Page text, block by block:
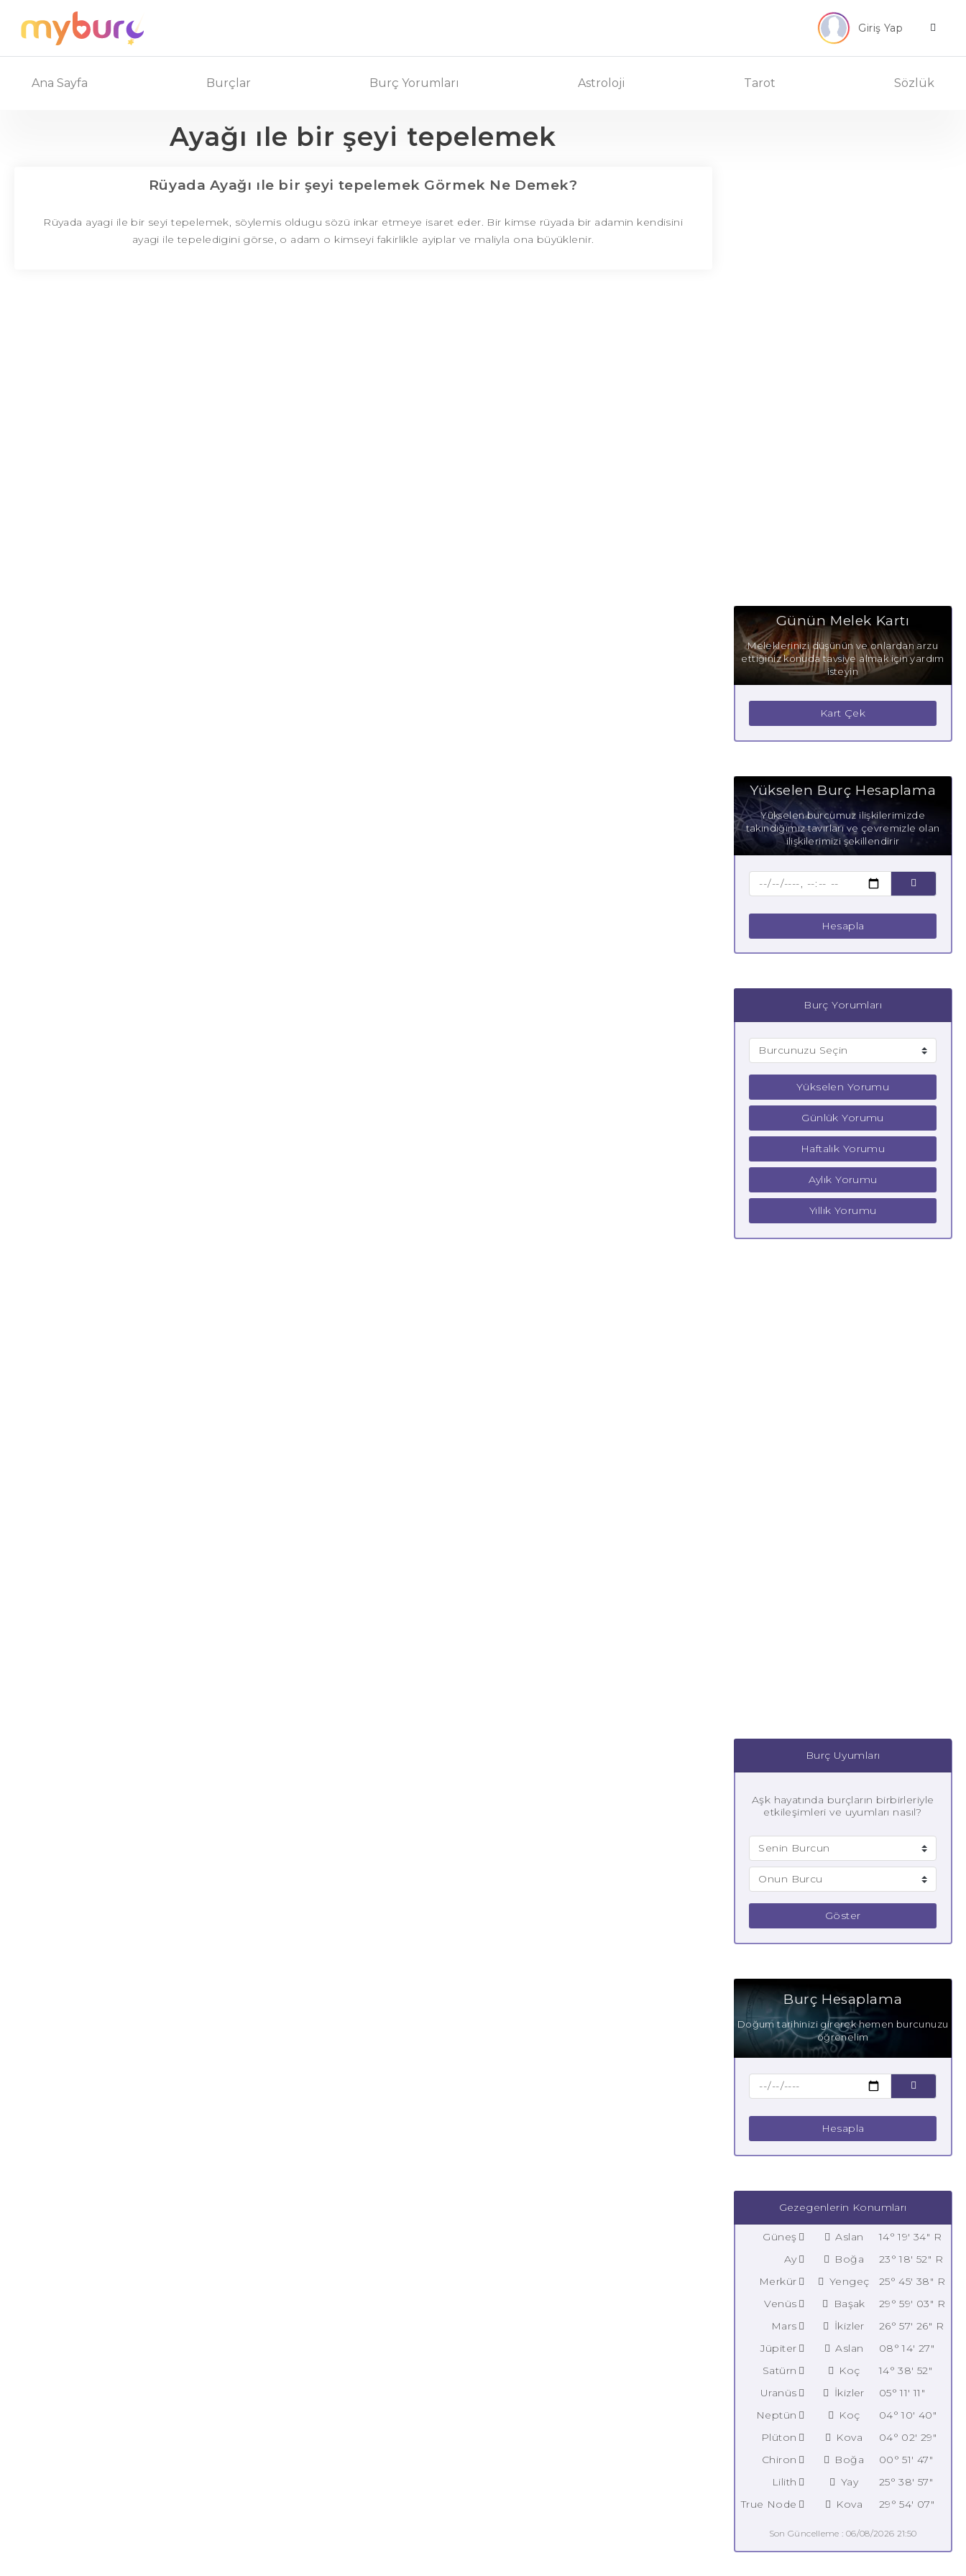
Giriş Yap
Ana Sayfa Burçlar Burç Yorumları Astroloji Tarot Sözlük
Ayağı ıle bir şeyi tepelemek
Rüyada Ayağı ıle bir şeyi tepelemek Görmek Ne Demek?
Rüyada ayagi ile bir seyi tepelemek, söylemis oldugu sözü inkar etmeye isaret eder. Bir kimse rüyada bir adamin kendisini
ayagi ile tepeledigini görse, o adam o kimseyi fakirlikle ayiplar ve maliyla ona büyüklenir.
Günün Melek Kartı
Meleklerinizi düşünün ve onlardan arzu
ettiğiniz konuda tavsiye almak için yardım
isteyin
Kart Çek
Yükselen Burç Hesaplama
Yükselen burcumuz ilişkilerimizde
takındığımız tavırları ve çevremizle olan
ilişkilerimizi şekillendirir
Hesapla
Burç Yorumları
Yükselen Yorumu
Günlük Yorumu
Haftalık Yorumu
Aylık Yorumu
Yıllık Yorumu
Burç Uyumları
Aşk hayatında burçların birbirleriyle
etkileşimleri ve uyumları nasıl?
Göster
Burç Hesaplama
Doğum tarihinizi girerek hemen burcunuzu
öğrenelim
Hesapla
Gezegenlerin Konumları
Güneş Aslan
14° 19' 34" R
Ay
Boğa
23° 18' 52" R
Merkür
Yengeç
25° 45' 38" R
Venüs
Başak
29° 59' 03" R
Mars
İkizler
26° 57' 26" R
Jüpiter
Aslan
08° 14' 27"
Satürn
Koç
14° 38' 52"
Uranüs
İkizler
05° 11' 11"
Neptün
Koç
04° 10' 40"
Plüton
Kova
04° 02' 29"
Chiron
Boğa
00° 51' 47"
Lilith
Yay
25° 38' 57"
True Node
Kova 29° 54' 07"
Son Güncelleme : 06/08/2026 21:50